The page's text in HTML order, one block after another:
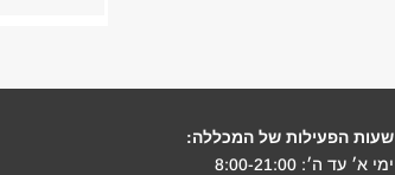
שעות הפעילות של המכללה:
ימי א׳ עד ה׳: 8:00-21:00